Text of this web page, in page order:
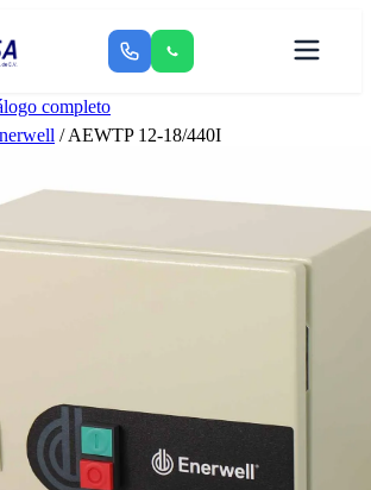
completo
/ AEWTP 12-18/440I